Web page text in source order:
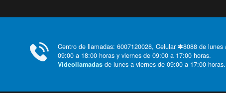
Centro de llamadas: 6007120028, Celular ✽8088 de lunes
09:00 a 18:00 horas y viernes de 09:00 a 17:00 horas.
Videollamadas de lunes a viernes de 09:00 a 17:00 horas.